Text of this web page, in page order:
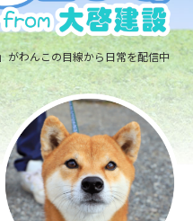
がわんこの目線から日常を配信中